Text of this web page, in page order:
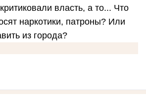
власть, а то... Что
наркотики, патроны? Или
из города?